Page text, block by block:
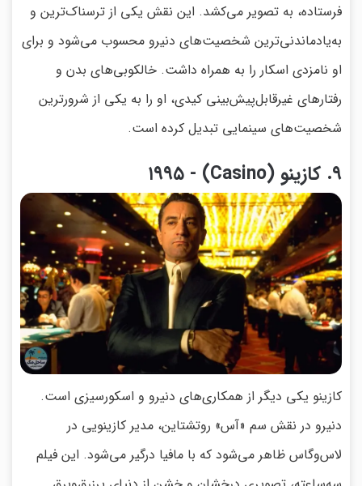
فرستاده، به تصویر می‌کشد. این نقش یکی از ترسناک‌ترین و
به‌یادماندنی‌ترین شخصیت‌های دنیرو محسوب می‌شود و برای
او نامزدی اسکار را به همراه داشت. خالکوبی‌های بدن و
رفتارهای غیرقابل‌پیش‌بینی کیدی، او را به یکی از شرورترین
شخصیت‌های سینمایی تبدیل کرده است.
۹. کازینو (Casino) - ۱۹۹۵
کازینو یکی دیگر از همکاری‌های دنیرو و اسکورسیزی است.
دنیرو در نقش سم «آس» روتشتاین، مدیر کازینویی در
لاس‌وگاس ظاهر می‌شود که با مافیا درگیر می‌شود. این فیلم